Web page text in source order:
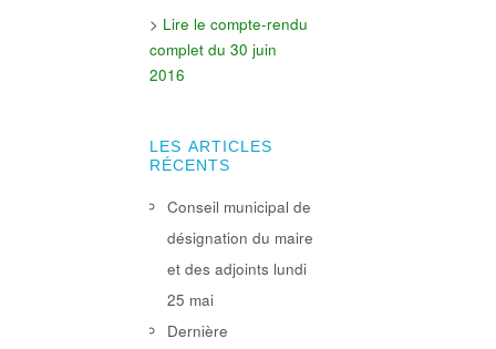
> Lire le compte-rendu
complet du 30 juin
2016
LES ARTICLES
RÉCENTS
Conseil municipal de
désignation du maire
et des adjoints lundi
25 mai
Dernière